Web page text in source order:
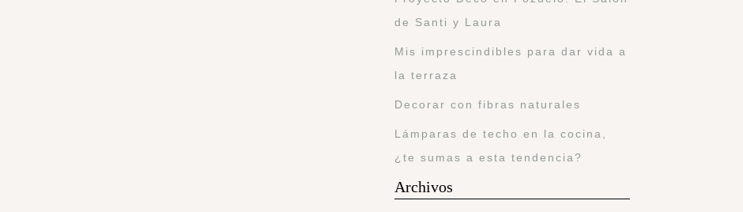
de Santi y Laura
Mis imprescindibles para dar vida a
la terraza
Decorar con fibras naturales
Lámparas de techo en la cocina,
¿te sumas a esta tendencia?
Archivos